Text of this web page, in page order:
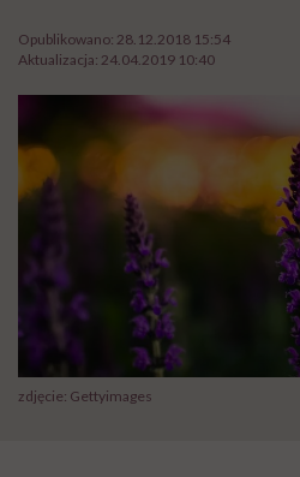
Opublikowano: 28.12.2018 15:54
Aktualizacja: 24.04.2019 10:40
zdjęcie: Gettyimages